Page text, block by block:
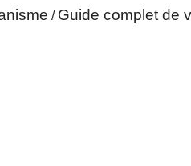
/ Guide complet de